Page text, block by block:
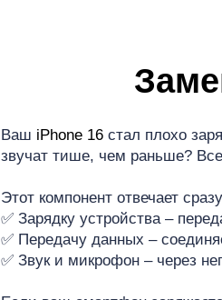
Ваш iPhone 16 стал плохо
звучат тише, чем раньше?
Этот компонент отвечает
✅ Зарядку устройства –
✅ Передачу данных –
✅ Звук и микрофон – через